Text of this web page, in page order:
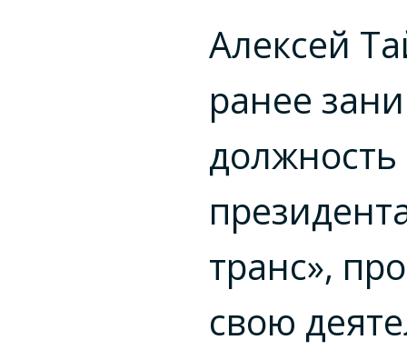
Алексей
ранее
должность
транс»,
свою